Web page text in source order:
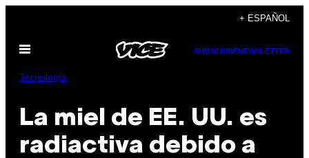
contenido
+ ESPAÑOL
Abrir
SUBSCRIBENEWSLETTER
Tecnología
La miel de EE. UU. es
radiactiva debido a